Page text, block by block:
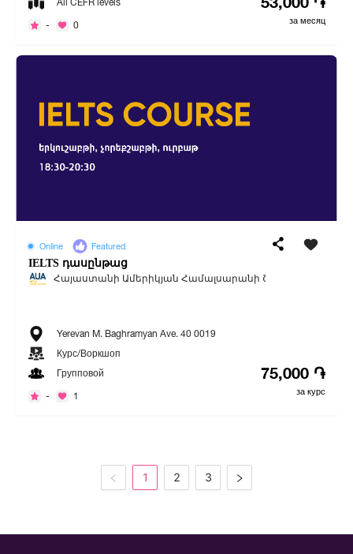
- 0 за месяц
Online Featured
IELTS դասընթաց
Հայաստանի Ամերիկյան Համալսարանի Շարունակական
Yerevan M. Baghramyan Ave. 40 0019
Курс/Воркшоп
Групповой
- 1
75,000 ֏
за курс
1 2 3